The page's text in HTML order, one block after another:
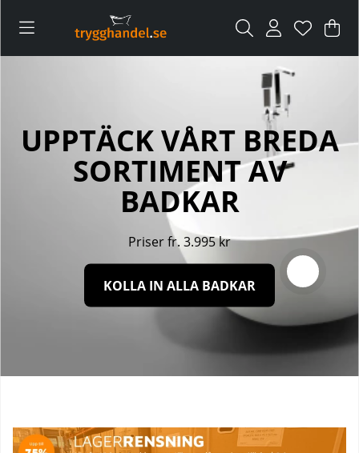
.
UPPTÄCK VÅRT BREDA
SORTIMENT AV
BADKAR
Priser fr. 3.995 kr
KOLLA IN ALLA BADKAR